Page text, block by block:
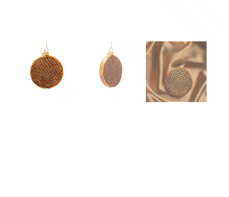
Ik was
en ik
winkel
hele
ook